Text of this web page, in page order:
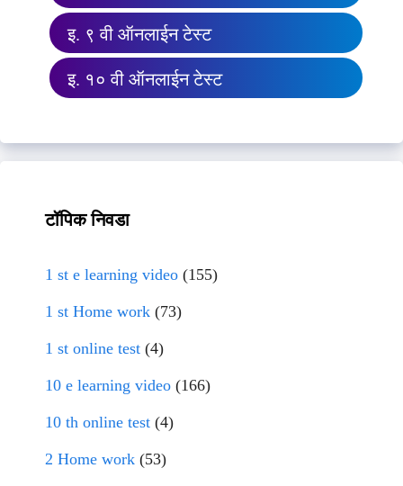
इ. ९ वी ऑनलाईन टेस्ट
इ. १० वी ऑनलाईन टेस्ट
टॉपिक निवडा
1 st e learning video (155)
1 st Home work (73)
1 st online test (4)
10 e learning video (166)
10 th online test (4)
2 Home work (53)